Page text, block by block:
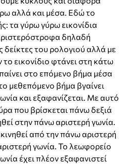
αλλά και μέσα. Εδώ το
τα γύρω γύρω εικονίδια
δηλαδή
δείκτες του ρολογιού αλλά με
εικονίδιο φτάνει στη κάτω
στο επόμενο βήμα μέσα
μεθεπόμενο βήμα βγαίνει
και εξαφανίζεται. Με αυτό
που βρίσκεται πάνω δεξιά
στην πάνω αριστερή γωνία.
από την πάνω αριστερή
γωνία. Το λεωφορείο
έχει πλέον εξαφανιστεί